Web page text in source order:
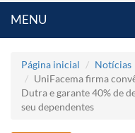
MENU
Página inicial
Notícias
UniFacema firma
Dutra e garante 40% de
seu dependentes